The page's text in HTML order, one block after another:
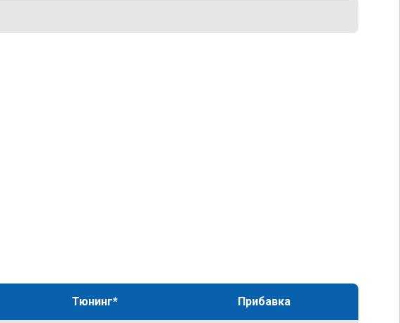
Тюнинг* Прибавка